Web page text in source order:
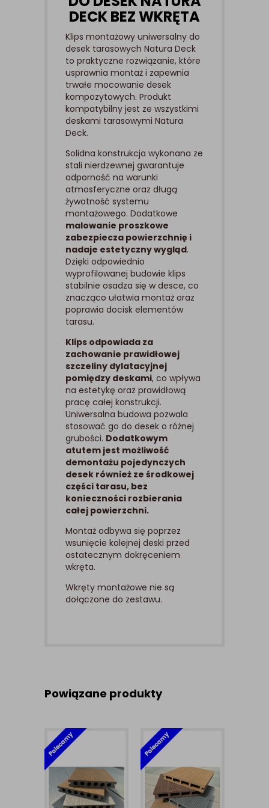
DECK BEZ WKRĘTA
Klips montażowy uniwersalny do
desek tarasowych Natura Deck
to praktyczne rozwiązanie, które
usprawnia montaż i zapewnia
trwałe mocowanie desek
kompozytowych. Produkt
kompatybilny jest ze wszystkimi
deskami tarasowymi Natura
Deck.
Solidna konstrukcja wykonana ze
stali nierdzewnej gwarantuje
odporność na warunki
atmosferyczne oraz długą
żywotność systemu
montażowego. Dodatkowe
malowanie proszkowe
zabezpiecza powierzchnię i
nadaje estetyczny wygląd.
Dzięki odpowiednio
wyprofilowanej budowie klips
stabilnie osadza się w desce, co
znacząco ułatwia montaż oraz
poprawia docisk elementów
tarasu.
Klips odpowiada za
zachowanie prawidłowej
szczeliny dylatacyjnej
pomiędzy deskami, co wpływa
na estetykę oraz prawidłową
pracę całej konstrukcji.
Uniwersalna budowa pozwala
stosować go do desek o różnej
grubości. Dodatkowym
atutem jest możliwość
demontażu pojedynczych
desek również ze środkowej
części tarasu, bez
konieczności rozbierania
całej powierzchni.
Montaż odbywa się poprzez
wsunięcie kolejnej deski przed
ostatecznym dokręceniem
wkręta.
Wkręty montażowe nie są
dołączone do zestawu.
Powiązane produkty